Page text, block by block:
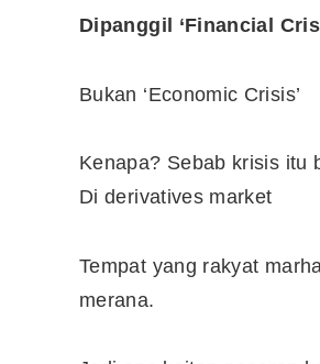
Dipanggil ‘Financial
Bukan ‘Economic Crisis’
Kenapa? Sebab krisis itu
Di derivatives market
Tempat yang rakyat
merana.
10 Aplikasi
Saham